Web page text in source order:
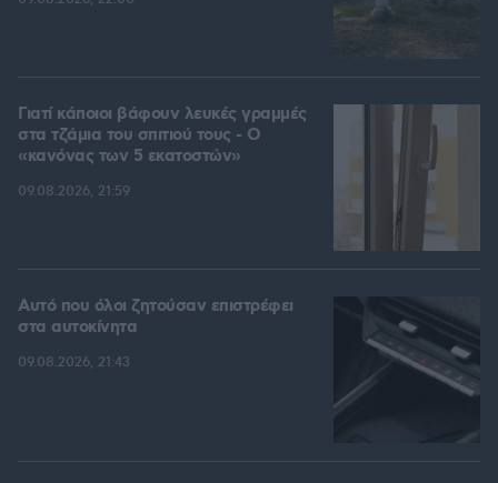
Γιατί κάποιοι βάφουν λευκές γραμμές
στα τζάμια του σπιτιού τους - Ο
«κανόνας των 5 εκατοστών»
09.08.2026, 21:59
Αυτό που όλοι ζητούσαν επιστρέφει
στα αυτοκίνητα
09.08.2026, 21:43